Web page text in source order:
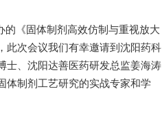
的《固体制剂高效仿制与重视放大
次会议我们有幸邀请到沈阳药科
士、沈阳达善医药研发总监姜海涛
体制剂工艺研究的实战专家和学